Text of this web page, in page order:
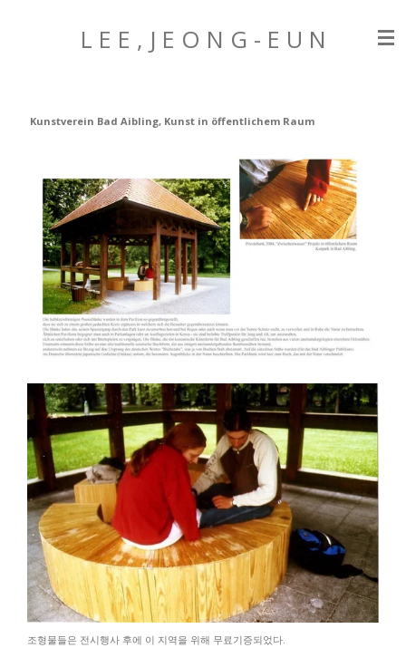
L E E , J E O N G - E U N
Kunstverein Bad Aibling, Kunst in öffentlichem Raum
조형물들은 전시행사 후에 이 지역을 위해 무료기증되었다.